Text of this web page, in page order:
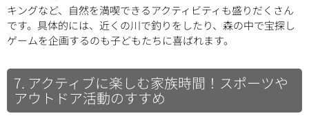
キングなど、自然を満喫できるアクティビティも盛りだくさん
です。具体的には、近くの川で釣りをしたり、森の中で宝探し
ゲームを企画するのも子どもたちに喜ばれます。
7. アクティブに楽しむ家族時間！スポーツや
アウトドア活動のすすめ